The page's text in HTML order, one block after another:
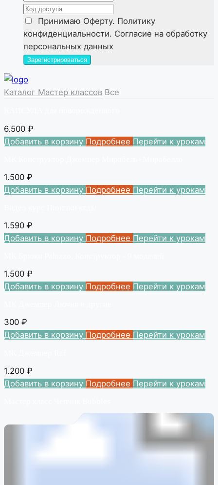
Принимаю Оферту. Политику
конфиденциальности. Согласие на обработку
персональных данных
Каталог Мастер классов Все
6.500 ₽
Добавить в корзину Подробнее Перейти к урокам
1.500 ₽
Добавить в корзину Подробнее Перейти к урокам
1.590 ₽
Добавить в корзину Подробнее Перейти к урокам
1.500 ₽
Добавить в корзину Подробнее Перейти к урокам
300 ₽
Добавить в корзину Подробнее Перейти к урокам
1.200 ₽
Добавить в корзину Подробнее Перейти к урокам